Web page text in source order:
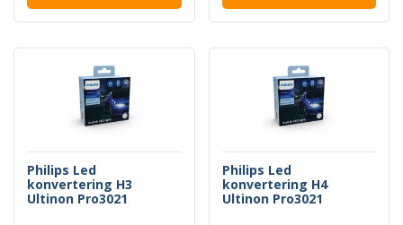
Philips Led
konvertering H3
Ultinon Pro3021
Philips Led
konvertering H4
Ultinon Pro3021